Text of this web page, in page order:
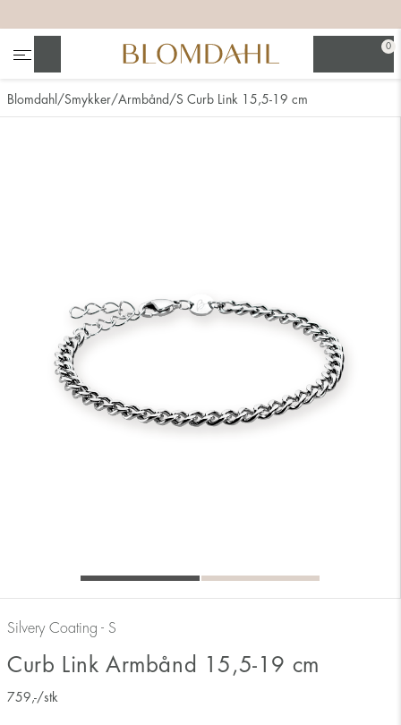
0
Blomdahl Smykker Armbånd S Curb Link 15,5-19 cm
Silvery Coating - S
Curb Link Armbånd 15,5-19 cm
759 ,-/stk